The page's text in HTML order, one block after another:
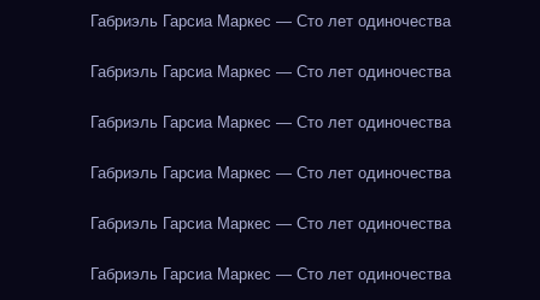
Габриэль Гарсиа Маркес — Сто лет одиночества
Габриэль Гарсиа Маркес — Сто лет одиночества
Габриэль Гарсиа Маркес — Сто лет одиночества
Габриэль Гарсиа Маркес — Сто лет одиночества
Габриэль Гарсиа Маркес — Сто лет одиночества
Габриэль Гарсиа Маркес — Сто лет одиночества